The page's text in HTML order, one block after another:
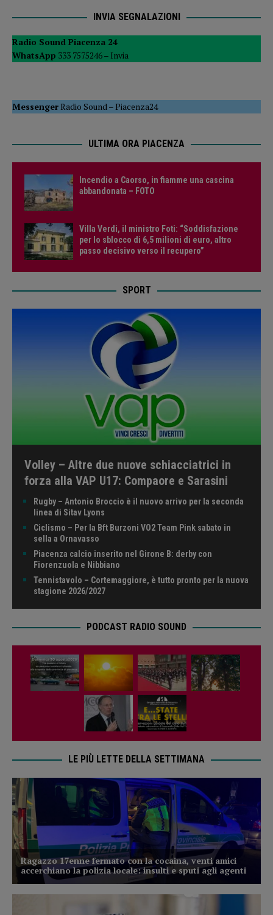
INVIA SEGNALAZIONI
Radio Sound Piacenza 24
WhatsApp 333 7575246 – Invia
MessengerRadio Sound–Piacenza24
ULTIMA ORA PIACENZA
Incendio a Caorso, in fiamme una cascina
abbandonata – FOTO
Villa Verdi, il ministro Foti: “Soddisfazione
per lo sblocco di 6,5 milioni di euro, altro
passo decisivo verso il recupero”
SPORT
Volley – Altre due nuove schiacciatrici in
forza alla VAP U17: Compaore e Sarasini
Rugby – Antonio Broccio è il nuovo arrivo per la seconda
linea di Sitav Lyons
Ciclismo – Per la Bft Burzoni VO2 Team Pink sabato in
sella a Ornavasso
Piacenza calcio inserito nel Girone B: derby con
Fiorenzuola e Nibbiano
Tennistavolo – Cortemaggiore, è tutto pronto per la nuova
stagione 2026/2027
PODCAST RADIO SOUND
LE PIÙ LETTE DELLA SETTIMANA